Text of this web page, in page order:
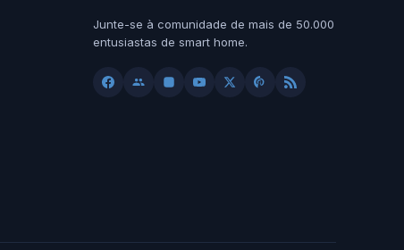
Junte-se à comunidade de mais de 50.000
entusiastas de smart home.